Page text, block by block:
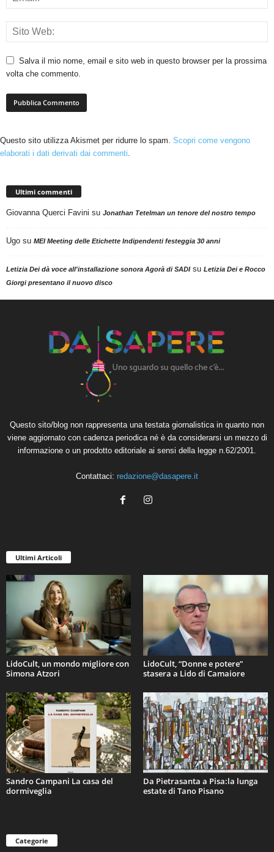
Salva il mio nome, email e sito web in questo browser per la prossima
volta che commento.
Questo sito utilizza Akismet per ridurre lo spam. Scopri come vengono
elaborati i dati derivati dai commenti.
Ultimi commenti
Giovanna Querci Favini su Jonathan Tetelman un tenore del nostro tempo
Ugo su MEI Meeting delle Etichette Indipendenti festeggia 30 anni
Letizia Dei dà voce all'installazione sonora Agorà di SADIsu Letizia Dei e Rocco
Giorgi presentano il nuovo disco
Questo sito/blog non rappresenta una testata giornalistica in quanto non
viene aggiornato con cadenza periodica né è da considerarsi un mezzo di
informazione o un prodotto editoriale ai sensi della legge n.62/2001.
Contattaci: redazione@dasapere.it
Ultimi Articoli
LidoCult, un mondo migliore con
Simona Atzori
LidoCult, “Donne e potere”
stasera a Lido di Camaiore
Sandro Campani La casa del
dormiveglia
Da Pietrasanta a Pisa:la lunga
estate di Tano Pisano
Categorie